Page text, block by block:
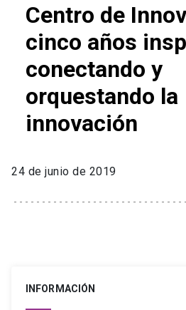
Centro de
cinco años
conectando y
orquestando la
innovación
24 de junio de 2019
INFORMACIÓN